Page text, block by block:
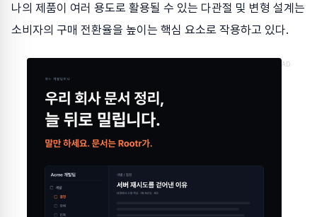
나의 제품이 여러 용도로 활용될 수 있는 다관절 및 변형 설계는
소비자의 구매 전환율을 높이는 핵심 요소로 작용하고 있다.
AD